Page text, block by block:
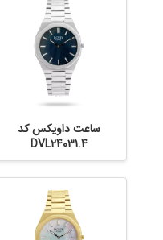
ساعت داویکس کد
DVL24031.4